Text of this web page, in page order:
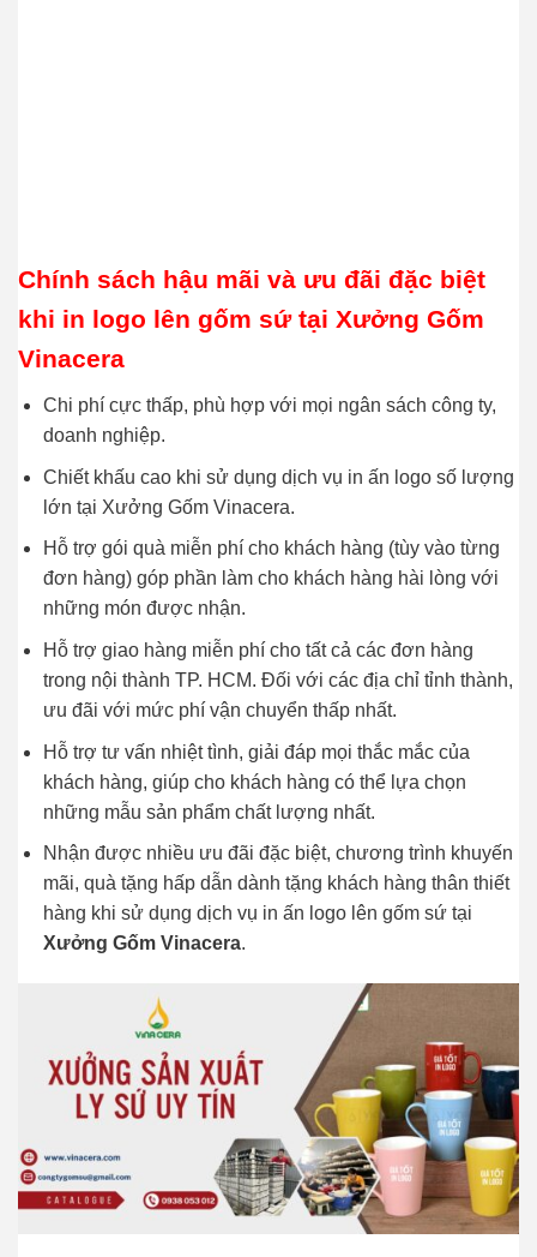
Chính sách hậu mãi và ưu đãi đặc biệt
khi in logo lên gốm sứ tại Xưởng Gốm
Vinacera
Chi phí cực thấp, phù hợp với mọi ngân sách công ty,
doanh nghiệp.
Chiết khấu cao khi sử dụng dịch vụ in ấn logo số lượng
lớn tại Xưởng Gốm Vinacera.
Hỗ trợ gói quà miễn phí cho khách hàng (tùy vào từng
đơn hàng) góp phần làm cho khách hàng hài lòng với
những món được nhận.
Hỗ trợ giao hàng miễn phí cho tất cả các đơn hàng
trong nội thành TP. HCM. Đối với các địa chỉ tỉnh thành,
ưu đãi với mức phí vận chuyển thấp nhất.
Hỗ trợ tư vấn nhiệt tình, giải đáp mọi thắc mắc của
khách hàng, giúp cho khách hàng có thể lựa chọn
những mẫu sản phẩm chất lượng nhất.
Nhận được nhiều ưu đãi đặc biệt, chương trình khuyến
mãi, quà tặng hấp dẫn dành tặng khách hàng thân thiết
hàng khi sử dụng dịch vụ in ấn logo lên gốm sứ tại
Xưởng Gốm Vinacera.